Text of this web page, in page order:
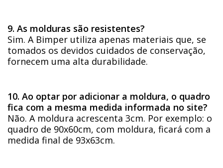
9. As molduras são resistentes?
Sim. A Bimper utiliza apenas materiais que, se
tomados os devidos cuidados de conservação,
fornecem uma alta durabilidade.
10. Ao optar por adicionar a moldura, o quadro
fica com a mesma medida informada no site?
Não. A moldura acrescenta 3cm. Por exemplo: o
quadro de 90x60cm, com moldura, ficará com a
medida final de 93x63cm.